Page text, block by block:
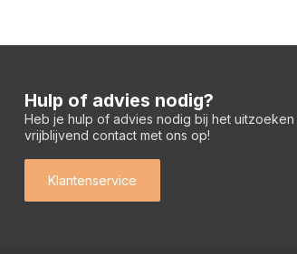
Hulp of advies nodig?
Heb je hulp of advies nodig bij het
vrijblijvend contact met ons op!
Klantenservice